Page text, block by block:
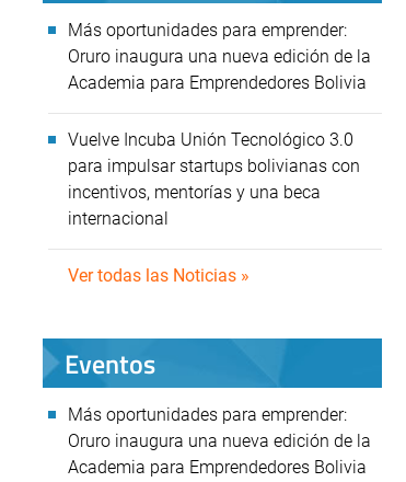
Más oportunidades para emprender:
Oruro inaugura una nueva edición de la
Academia para Emprendedores Bolivia
Vuelve Incuba Unión Tecnológico 3.0
para impulsar startups bolivianas con
incentivos, mentorías y una beca
internacional
Ver todas las Noticias »
Eventos
Más oportunidades para emprender:
Oruro inaugura una nueva edición de la
Academia para Emprendedores Bolivia